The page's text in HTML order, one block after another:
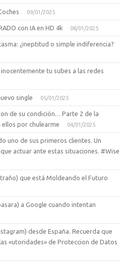
09/01/2025
con IA en HD 4k 08/01/2025
¿ineptitud o simple indiferencia?
tu subes a las redes
single 05/01/2025
de su condición… Parte 2 de la
por chulearme
04/01/2025
uno de sus primeros clientes. Un
actuar ante estas situaciones. #Wise
que está Moldeando el Futuro
a Google cuando intentan
desde España. Recuerda que
«utoridades» de Proteccion de Datos